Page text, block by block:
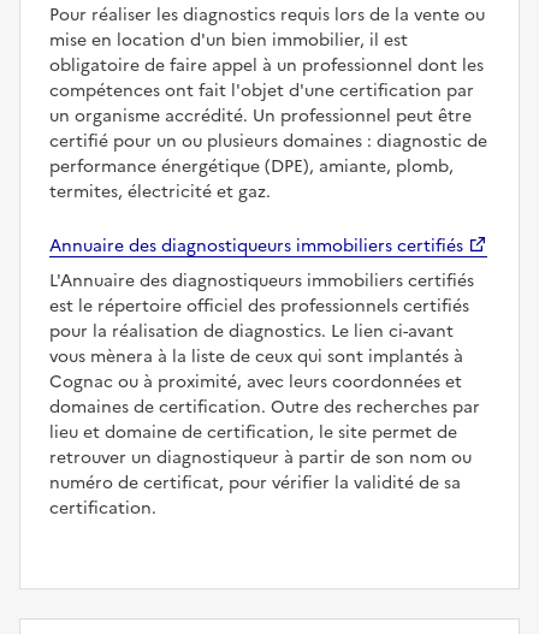
Pour réaliser les diagnostics requis lors de la vente ou
mise en location d'un bien immobilier, il est
obligatoire de faire appel à un professionnel dont les
compétences ont fait l'objet d'une certification par
un organisme accrédité. Un professionnel peut être
certifié pour un ou plusieurs domaines : diagnostic de
performance énergétique (DPE), amiante, plomb,
termites, électricité et gaz.
Annuaire des diagnostiqueurs immobiliers certifiés
L'Annuaire des diagnostiqueurs immobiliers certifiés
est le répertoire officiel des professionnels certifiés
pour la réalisation de diagnostics. Le lien ci-avant
vous mènera à la liste de ceux qui sont implantés à
Cognac ou à proximité, avec leurs coordonnées et
domaines de certification. Outre des recherches par
lieu et domaine de certification, le site permet de
retrouver un diagnostiqueur à partir de son nom ou
numéro de certificat, pour vérifier la validité de sa
certification.